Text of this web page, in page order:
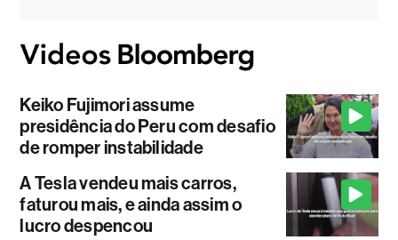
Keiko Fujimori assume
presidência do Peru com desafio
de romper instabilidade
A Tesla vendeu mais carros,
faturou mais, e ainda assim o
lucro despencou